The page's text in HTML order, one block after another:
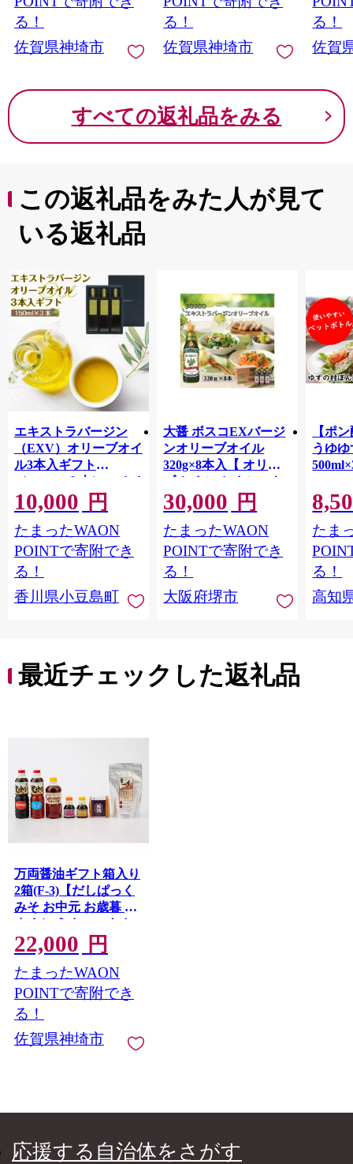
る！
佐賀県神埼市
る！
佐賀県神埼市
る！
佐賀
すべての返礼品をみる
この返礼品をみた人が見て
いる返礼品
エキストラバージン
（EXV）オリーブオイ
ル3本入ギフト
（150ml×３本）スペイ
ン産
10,000 円
たまったWAON
POINTで寄附でき
る！
香川県小豆島町
大醤 ボスコEXバージ
ンオリーブオイル
320g×8本入【 オリー
ブオイル オイル エキ
ストラバージンオリー
ブオイル エクストラ
バージン エキストラ
バージンオイル 調味
料 高品質 ヘルシー サ
ラダ パスタ 洋食 人気
おすすめ 送料無料 大
30,000 円
たまったWAON
POINTで寄附でき
る！
大阪府堺市
【ポ
うゆ
たま
る！
高知
最近チェックした返礼品
万両醤油ギフト箱入り
2箱(F-3)【だしぱっく
みそ お中元 お歳暮 あ
まくち うまいっす お
中元 お歳暮】
(H016157)
22,000 円
たまったWAON
POINTで寄附でき
る！
佐賀県神埼市
応援する自治体をさがす